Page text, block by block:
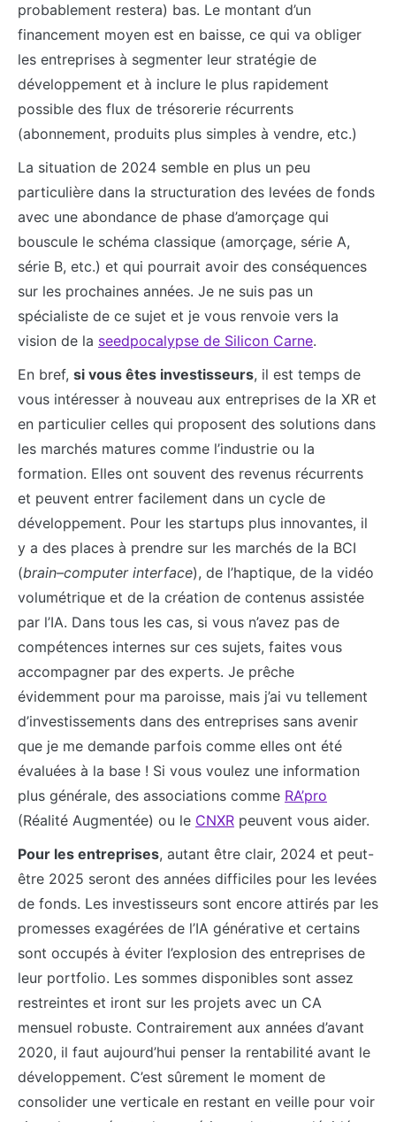
probablement restera) bas. Le montant d’un
financement moyen est en baisse, ce qui va obliger
les entreprises à segmenter leur stratégie de
développement et à inclure le plus rapidement
possible des flux de trésorerie récurrents
(abonnement, produits plus simples à vendre, etc.)
La situation de 2024 semble en plus un peu
particulière dans la structuration des levées de fonds
avec une abondance de phase d’amorçage qui
bouscule le schéma classique (amorçage, série A,
série B, etc.) et qui pourrait avoir des conséquences
sur les prochaines années. Je ne suis pas un
spécialiste de ce sujet et je vous renvoie vers la
vision de la seedpocalypse de Silicon Carne.
En bref, si vous êtes investisseurs, il est temps de
vous intéresser à nouveau aux entreprises de la XR et
en particulier celles qui proposent des solutions dans
les marchés matures comme l’industrie ou la
formation. Elles ont souvent des revenus récurrents
et peuvent entrer facilement dans un cycle de
développement. Pour les startups plus innovantes, il
y a des places à prendre sur les marchés de la BCI
(brain–computer interface), de l’haptique, de la vidéo
volumétrique et de la création de contenus assistée
par l’IA. Dans tous les cas, si vous n’avez pas de
compétences internes sur ces sujets, faites vous
accompagner par des experts. Je prêche
évidemment pour ma paroisse, mais j’ai vu tellement
d’investissements dans des entreprises sans avenir
que je me demande parfois comme elles ont été
évaluées à la base ! Si vous voulez une information
plus générale, des associations comme RA’pro
(Réalité Augmentée) ou le CNXR peuvent vous aider.
Pour les entreprises, autant être clair, 2024 et peut-
être 2025 seront des années difficiles pour les levées
de fonds. Les investisseurs sont encore attirés par les
promesses exagérées de l’IA générative et certains
sont occupés à éviter l’explosion des entreprises de
leur portfolio. Les sommes disponibles sont assez
restreintes et iront sur les projets avec un CA
mensuel robuste. Contrairement aux années d’avant
2020, il faut aujourd’hui penser la rentabilité avant le
développement. C’est sûrement le moment de
consolider une verticale en restant en veille pour voir